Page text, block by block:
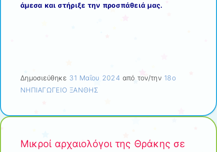
άμεσα και στήριξε την προσπάθειά μας.
Δημοσιεύθηκε 31 Μαΐου 2024 από τον/την 18ο
ΝΗΠΙΑΓΩΓΕΙΟ ΞΑΝΘΗΣ
Μικροί αρχαιολόγοι της Θράκης σε